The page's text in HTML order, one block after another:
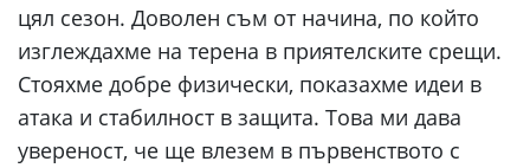
цял сезон. Доволен съм от начина, по който
изглеждахме на терена в приятелските срещи.
Стояхме добре физически, показахме идеи в
атака и стабилност в защита. Това ми дава
увереност, че ще влезем в първенството с